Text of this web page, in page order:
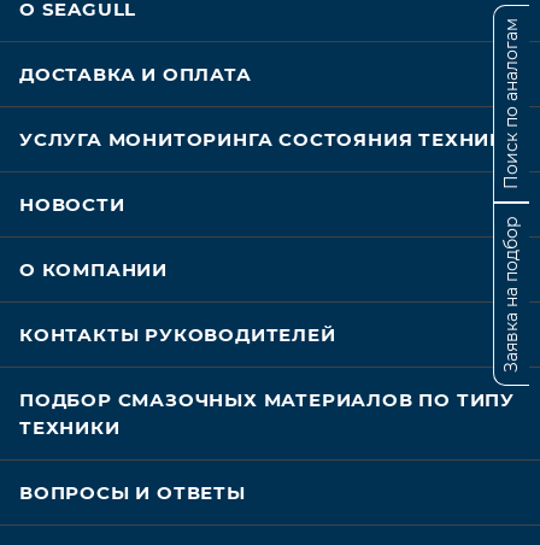
О SEAGULL
ДОСТАВКА И ОПЛАТА
УСЛУГА МОНИТОРИНГА СОСТОЯНИЯ ТЕХНИКИ
НОВОСТИ
О КОМПАНИИ
КОНТАКТЫ РУКОВОДИТЕЛЕЙ
ПОДБОР СМАЗОЧНЫХ МАТЕРИАЛОВ ПО ТИПУ
ТЕХНИКИ
ВОПРОСЫ И ОТВЕТЫ
Заявка на подбор
Поиск по аналогам